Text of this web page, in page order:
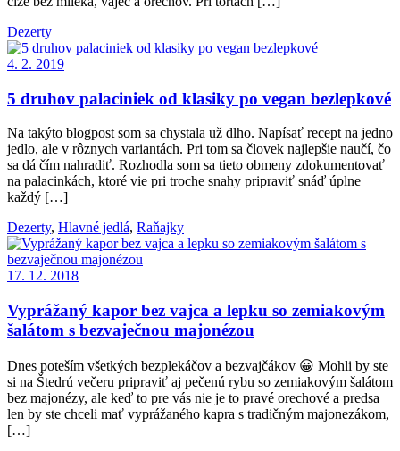
Dezerty
4. 2. 2019
5 druhov palaciniek od klasiky po vegan bezlepkové
Na takýto blogpost som sa chystala už dlho. Napísať recept na jedno
jedlo, ale v rôznych variantách. Pri tom sa človek najlepšie naučí, čo
sa dá čím nahradiť. Rozhodla som sa tieto obmeny zdokumentovať
na palacinkách, ktoré vie pri troche snahy pripraviť snáď úplne
každý […]
Dezerty, Hlavné jedlá, Raňajky
17. 12. 2018
Vyprážaný kapor bez vajca a lepku so zemiakovým
šalátom s bezvaječnou majonézou
Dnes poteším všetkých bezplekáčov a bezvajčákov 😀 Mohli by ste
si na Štedrú večeru pripraviť aj pečenú rybu so zemiakovým šalátom
bez majonézy, ale keď to pre vás nie je to pravé orechové a predsa
len by ste chceli mať vyprážaného kapra s tradičným majonezákom,
[…]